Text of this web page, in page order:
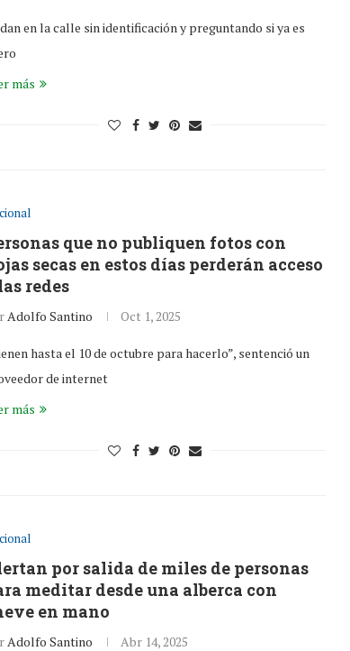
en la calle sin identificación y preguntando si ya es
más
que no publiquen fotos con
secas en estos días perderán acceso
redes
Adolfo Santino Oct 1, 2025
hasta el 10 de octubre para hacerlo”, sentenció un
de internet
más
por salida de miles de personas
meditar desde una alberca con
en mano
Adolfo Santino Abr 14, 2025